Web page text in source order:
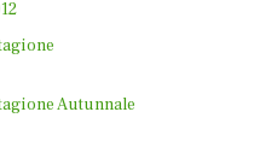
Autunnale